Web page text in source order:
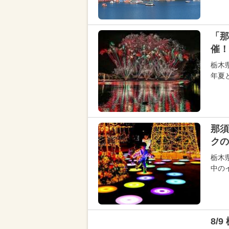
「
催
栃木
年夏
那
ク
栃木
中の
8/9